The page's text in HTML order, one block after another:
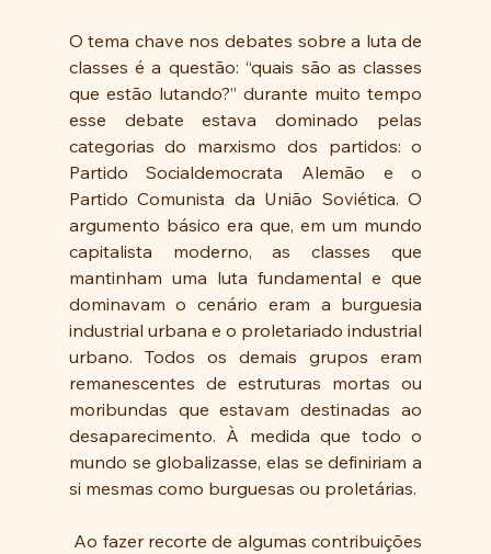
O tema chave nos debates sobre a luta de
classes é a questão: “quais são as classes
que estão lutando?” durante muito tempo
esse debate estava dominado pelas
categorias do marxismo dos partidos: o
Partido Socialdemocrata Alemão e o
Partido Comunista da União Soviética. O
argumento básico era que, em um mundo
capitalista moderno, as classes que
mantinham uma luta fundamental e que
dominavam o cenário eram a burguesia
industrial urbana e o proletariado industrial
urbano. Todos os demais grupos eram
remanescentes de estruturas mortas ou
moribundas que estavam destinadas ao
desaparecimento. À medida que todo o
mundo se globalizasse, elas se definiriam a
si mesmas como burguesas ou proletárias.